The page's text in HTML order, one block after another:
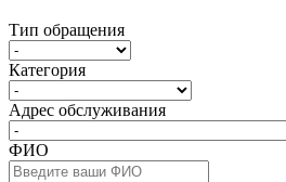
Тип обращения
Категория
Адрес обслуживания
ФИО